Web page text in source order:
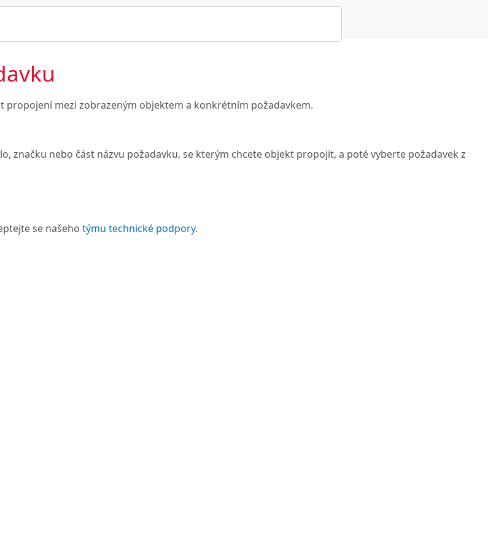
propojení mezi zobrazeným objektem a konkrétním požadavkem.
značku nebo část názvu požadavku, se kterým chcete objekt propojit, a poté vyberte požadavek z
se našeho týmu technické podpory.